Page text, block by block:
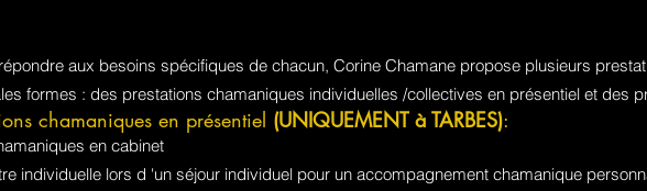
aux besoins spécifiques de chacun, Corine Chamane propose plusieurs
formes : des prestations chamaniques individuelles /collectives en présentiel et des
chamaniques en présentiel (UNIQUEMENT à TARBES):
en cabinet
individuelle lors d 'un séjour individuel pour un accompagnement chamanique